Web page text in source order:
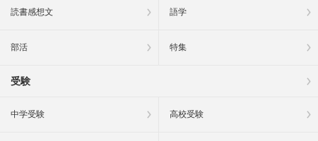
読書感想文 語学
部活 特集
受験
中学受験 高校受験